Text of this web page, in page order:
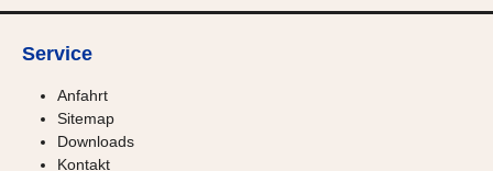
Service
Anfahrt
Sitemap
Downloads
Kontakt